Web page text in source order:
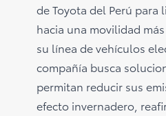
de Toyota del Perú para
hacia una movilidad
su línea de vehículos
compañía busca
permitan reducir sus
efecto invernadero,